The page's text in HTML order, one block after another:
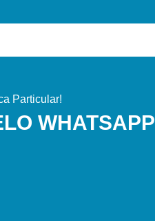
Particular!
WHATSAPP